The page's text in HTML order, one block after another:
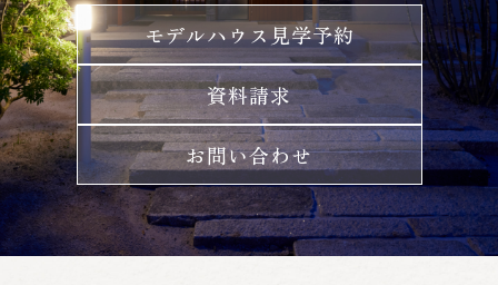
モデルハウス見学予約
資料請求
お問い合わせ